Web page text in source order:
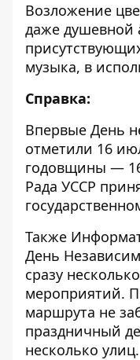
Возложение
даже душевной
музыка, в
Справка:
Впервые День
отметили 16
годовщины —
Рада УССР
Также
День
сразу
мероприятий.
маршрута не
праздничный
несколько улиц.